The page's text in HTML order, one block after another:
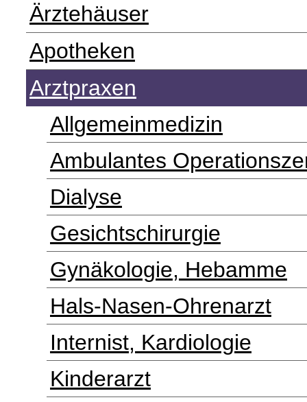
Ärztehäuser
Apotheken
Arztpraxen
Allgemeinmedizin
Ambulantes
Dialyse
Gesichtschirurgie
Gynäkologie, Hebamme
Hals-Nasen-Ohrenarzt
Internist, Kardiologie
Kinderarzt